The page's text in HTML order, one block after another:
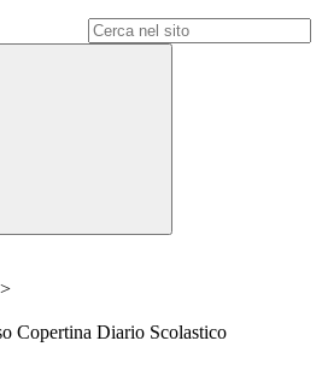
>
Copertina Diario Scolastico